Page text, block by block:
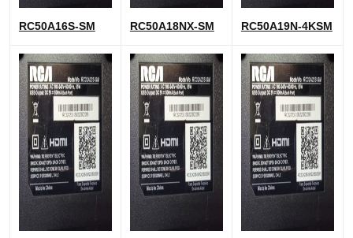
RC50A16S-SM RC50A18NX-SM RC50A19N-4KSM